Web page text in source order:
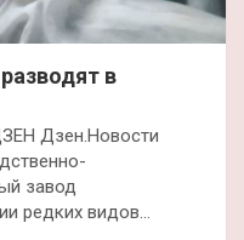
в
Дзен.Новости
завод
редких видов…